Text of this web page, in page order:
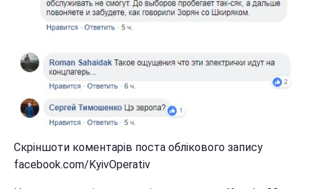
Скріншоти коментарів поста облікового запису
facebook.com/KyivOperativ